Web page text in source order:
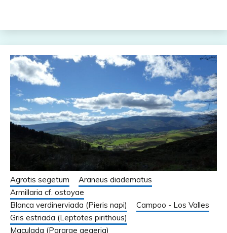
Agrotis segetum
Araneus diadematus
Armillaria cf. ostoyae
Blanca verdinerviada (Pieris napi)
Campoo - Los Valles
Gris estriada (Leptotes pirithous)
Maculada (Pararge aegeria)